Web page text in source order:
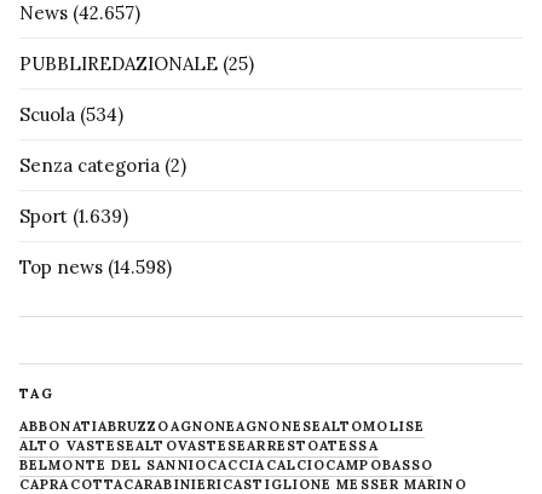
News (42.657)
PUBBLIREDAZIONALE (25)
Scuola (534)
Senza categoria (2)
Sport (1.639)
Top news (14.598)
TAG
ABBONATIABRUZZOAGNONEAGNONESEALTOMOLISE
ALTO VASTESEALTOVASTESEARRESTOATESSA
BELMONTE DEL SANNIOCACCIACALCIOCAMPOBASSO
CAPRACOTTACARABINIERICASTIGLIONE MESSER MARINO